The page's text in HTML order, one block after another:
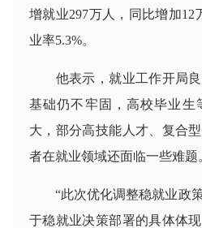
增就业297万人，同比增加12
业率5.3%。
他表示，就业工作开局良
基础仍不牢固，高校毕业生
大，部分高技能人才、复合
者在就业领域还面临一些难题
“此次优化调整稳就业政策
于稳就业决策部署的具体体